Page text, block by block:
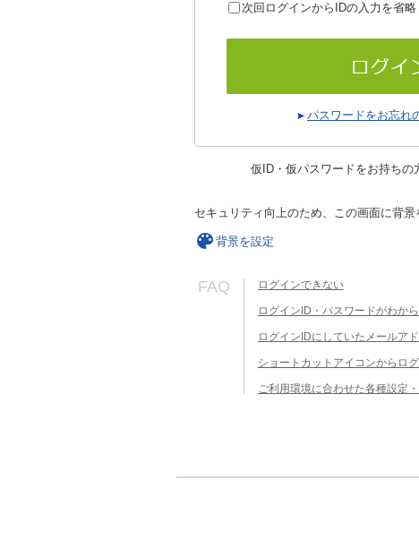
次回ログインからIDの入力を省略
パスワードをお忘れ
仮ID・仮パスワードをお持ちの
セキュリティ向上のため、この画面に背景
背景を設定
FAQ ログインできない
ログインID・パスワードがわか
ログインIDにしていたメールア
ショートカットアイコンからロ
ご利用環境に合わせた各種設定